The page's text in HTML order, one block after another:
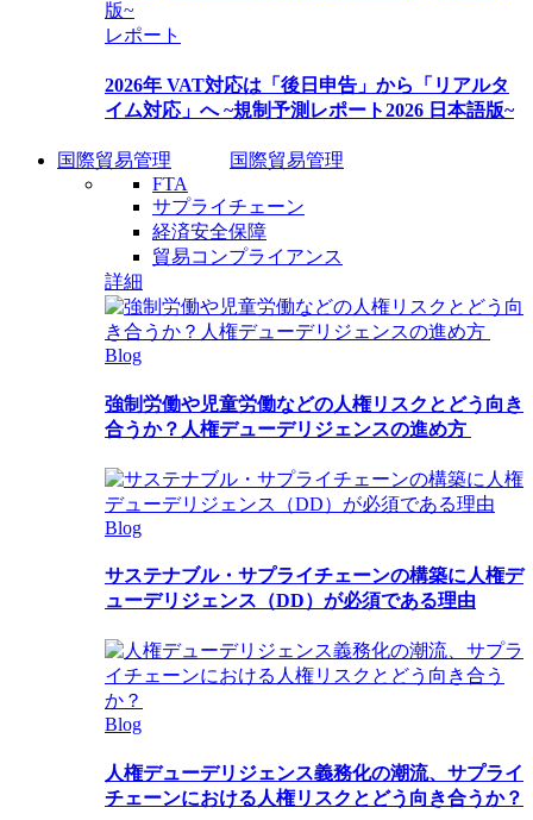
レポート
2026年 VAT対応は「後日申告」から「リアルタ
イム対応」へ ~規制予測レポート2026 日本語版~
国際貿易管理
国際貿易管理
FTA
サプライチェーン
経済安全保障
貿易コンプライアンス
詳細
Blog
強制労働や児童労働などの人権リスクとどう向き
合うか？人権デューデリジェンスの進め方
Blog
サステナブル・サプライチェーンの構築に人権デ
ューデリジェンス（DD）が必須である理由
Blog
人権デューデリジェンス義務化の潮流、サプライ
チェーンにおける人権リスクとどう向き合うか？